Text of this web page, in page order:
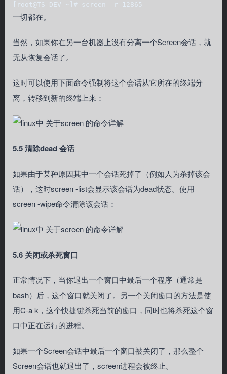
[root@TS-DEV ~]# screen -r 12865
一切都在。
当然，如果你在另一台机器上没有分离一个Screen会话，就
无从恢复会话了。
这时可以使用下面命令强制将这个会话从它所在的终端分
离，转移到新的终端上来：
5.5 清除dead 会话
如果由于某种原因其中一个会话死掉了（例如人为杀掉该会
话），这时screen -list会显示该会话为dead状态。使用
screen -wipe命令清除该会话：
5.6 关闭或杀死窗口
正常情况下，当你退出一个窗口中最后一个程序（通常是
bash）后，这个窗口就关闭了。另一个关闭窗口的方法是使
用C-a k，这个快捷键杀死当前的窗口，同时也将杀死这个窗
口中正在运行的进程。
如果一个Screen会话中最后一个窗口被关闭了，那么整个
Screen会话也就退出了，screen进程会被终止。